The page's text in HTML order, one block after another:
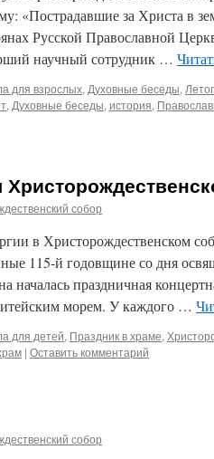
«Пострадавшие за Христа в
Русской Православной
научный сотрудник …
для взрослых, Духовные беседы,
, Духовные беседы, история,
собор
в Христорождественском
115-й годовщине со дня
началась праздничная
морем. У каждого …
для детей, Праздник в храме,
| Оставить комментарий
собор